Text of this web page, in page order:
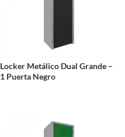
Locker Metálico Dual Grande –
1 Puerta Negro